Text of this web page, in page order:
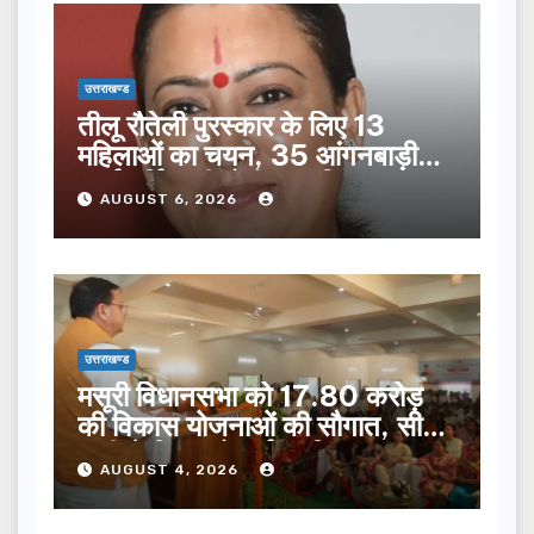
उत्तराखण्ड
तीलू रौतेली पुरस्कार के लिए 13
महिलाओं का चयन, 35 आंगनबाड़ी
कार्यकर्तियां भी होंगी सम्मानित…
AUGUST 6, 2026
उत्तराखण्ड
मसूरी विधानसभा को 17.80 करोड़
की विकास योजनाओं की सौगात, सीएम
धामी ने किया लोकार्पण-शिलान्यास.
AUGUST 4, 2026